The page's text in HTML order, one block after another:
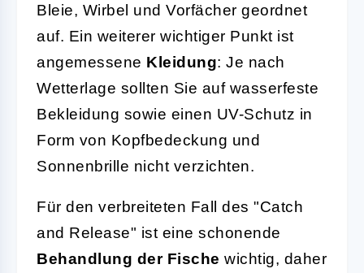
Bleie, Wirbel und Vorfächer geordnet
auf. Ein weiterer wichtiger Punkt ist
angemessene Kleidung: Je nach
Wetterlage sollten Sie auf wasserfeste
Bekleidung sowie einen UV-Schutz in
Form von Kopfbedeckung und
Sonnenbrille nicht verzichten.
Für den verbreiteten Fall des "Catch
and Release" ist eine schonende
Behandlung der Fische wichtig, daher